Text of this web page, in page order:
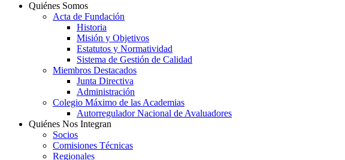
Quiénes Somos
Acta de Fundación
Historia
Misión y Objetivos
Estatutos y Normatividad
Sistema de Gestión de Calidad
Miembros Destacados
Junta Directiva
Administración
Colegio Máximo de las Academias
Autorregulador Nacional de Avaluadores
Quiénes Nos Integran
Socios
Comisiones Técnicas
Regionales